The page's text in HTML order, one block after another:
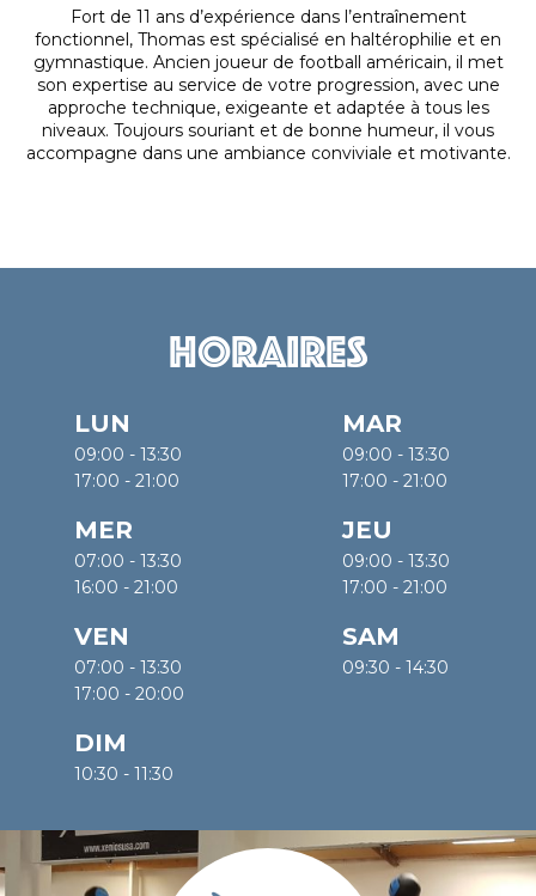
Fort de 11 ans d’expérience dans l’entraînement
fonctionnel, Thomas est spécialisé en haltérophilie et en
gymnastique. Ancien joueur de football américain, il met
son expertise au service de votre progression, avec une
approche technique, exigeante et adaptée à tous les
niveaux. Toujours souriant et de bonne humeur, il vous
accompagne dans une ambiance conviviale et motivante.
Horaires
LUN
09:00 - 13:30
17:00 - 21:00
MAR
09:00 - 13:30
17:00 - 21:00
MER
07:00 - 13:30
16:00 - 21:00
JEU
09:00 - 13:30
17:00 - 21:00
VEN
07:00 - 13:30
17:00 - 20:00
SAM
09:30 - 14:30
DIM
10:30 - 11:30
Nos activites